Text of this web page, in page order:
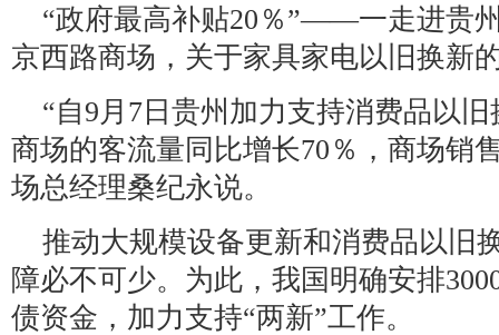
“政府最高补贴20％”——一走进贵
京西路商场，关于家具家电以旧换新
“自9月7日贵州加力支持消费品以
商场的客流量同比增长70％，商场销
场总经理桑纪永说。
推动大规模设备更新和消费品以旧
障必不可少。为此，我国明确安排
债资金，加力支持“两新”工作。